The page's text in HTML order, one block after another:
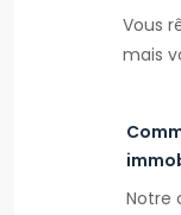
Vous
mais
Notre